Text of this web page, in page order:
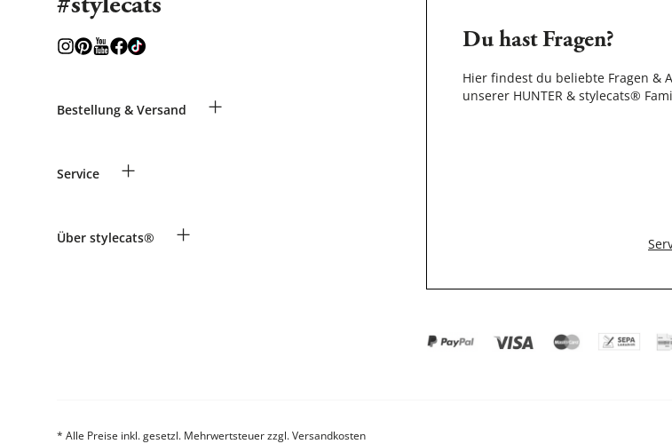
#stylecats
Bestellung & Versand +
Informationen zur Lieferung
Produkte reklamieren und zurücksenden
Service +
Tierkrankenversicherung
Über stylecats® +
Du hast Fragen?
Hier findest du beliebte Fragen &
unserer HUNTER & stylecats®
* Alle Preise inkl. gesetzl. Mehrwertsteuer zzgl. Versandkosten